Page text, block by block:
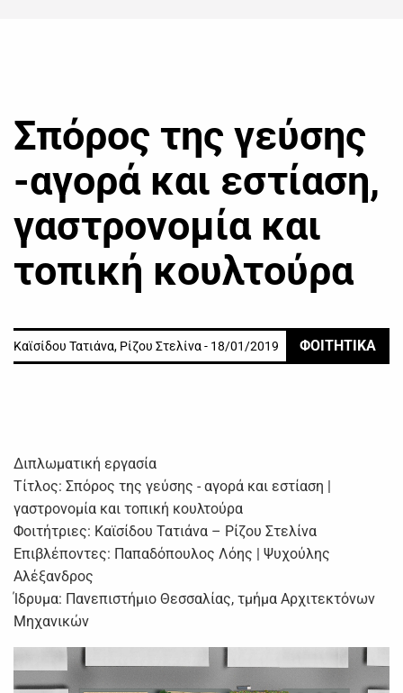
Σπόρος της γεύσης
-αγορά και εστίαση,
γαστρονομία και
τοπική κουλτούρα
Καϊσίδου Τατιάνα, Ρίζου Στελίνα - 18/01/2019 ΦΟΙΤΗΤΙΚΑ
Διπλωματική εργασία
Τίτλος: Σπόρος της γεύσης - αγορά και εστίαση |
γαστρονομία και τοπική κουλτούρα
Φοιτήτριες: Καϊσίδου Τατιάνα – Ρίζου Στελίνα
Επιβλέποντες: Παπαδόπουλος Λόης | Ψυχούλης
Αλέξανδρος
Ίδρυμα: Πανεπιστήμιο Θεσσαλίας, τμήμα Αρχιτεκτόνων
Μηχανικών